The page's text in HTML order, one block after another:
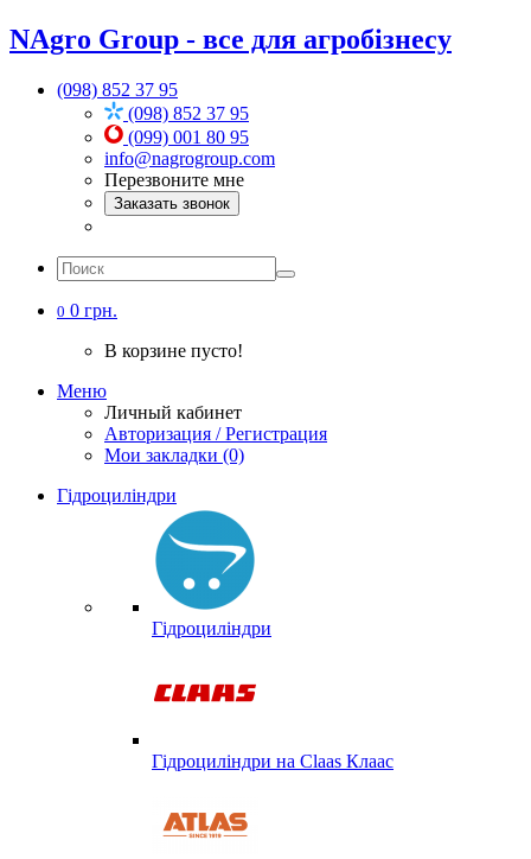
NAgro Group - все для агробізнесу
(098) 852 37 95
(098) 852 37 95
(099) 001 80 95
info@nagrogroup.com
Перезвоните мне
Заказать звонок
0 0 грн.
В корзине пусто!
Меню
Личный кабинет
Авторизация / Регистрация
Мои закладки (0)
Гідроциліндри
Гідроциліндри
Гідроциліндри на Claas Клаас